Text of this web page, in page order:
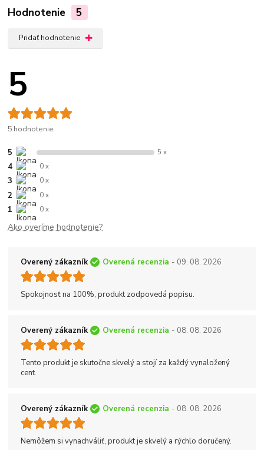
Hodnotenie 5
Pridať hodnotenie
5
5 hodnotenie
5 5 x
4 0 x
3 0 x
2 0 x
1 0 x
Ako overíme hodnotenie?
Overený zákazník Overená recenzia - 09. 08. 2026
Spokojnosť na 100%, produkt zodpovedá popisu.
Overený zákazník Overená recenzia - 08. 08. 2026
Tento produkt je skutočne skvelý a stojí za každý vynaložený
cent.
Overený zákazník Overená recenzia - 08. 08. 2026
Nemôžem si vynachváliť, produkt je skvelý a rýchlo doručený.